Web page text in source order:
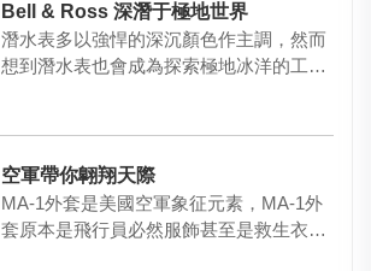
Bell & Ross 深潛于極地世界
潛水表多以強悍的深沉顏色作主調，然而
想到潛水表也會成為探索極地冰洋的工
空軍帶你翺翔天際
MA-1外套是美國空軍象征元素，MA-1外
套原本是飛行員必然服飾甚至是救生衣，